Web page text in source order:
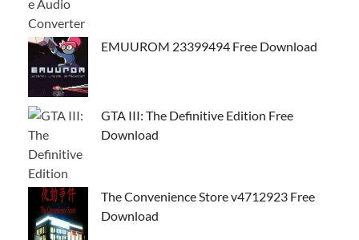
EMUUROM 23399494 Free Download
GTA III: The Definitive Edition Free
Download
The Convenience Store v4712923 Free
Download